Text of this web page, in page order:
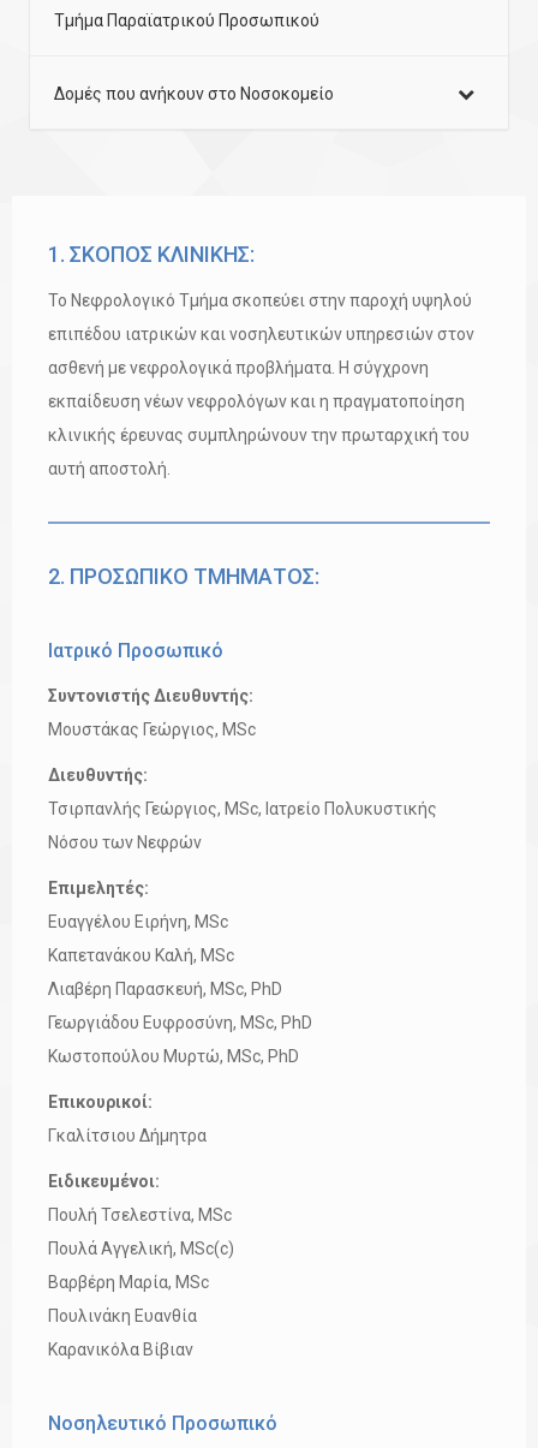
Τμήμα Παραϊατρικού Προσωπικού
Δομές που ανήκουν στο Νοσοκομείο
1. ΣΚΟΠΟΣ ΚΛΙΝΙΚΗΣ:
Το Νεφρολογικό Τμήμα σκοπεύει στην παροχή υψηλού
επιπέδου ιατρικών και νοσηλευτικών υπηρεσιών στον
ασθενή με νεφρολογικά προβλήματα. Η σύγχρονη
εκπαίδευση νέων νεφρολόγων και η πραγματοποίηση
κλινικής έρευνας συμπληρώνουν την πρωταρχική του
αυτή αποστολή.
2. ΠΡΟΣΩΠΙΚΟ ΤΜΗΜΑΤΟΣ:
Ιατρικό Προσωπικό
Συντονιστής Διευθυντής:
Μουστάκας Γεώργιος, MSc
Διευθυντής:
Τσιρπανλής Γεώργιος, MSc, Ιατρείο Πολυκυστικής
Νόσου των Νεφρών
Επιμελητές:
Ευαγγέλου Ειρήνη, MSc
Καπετανάκου Καλή, MSc
Λιαβέρη Παρασκευή, MSc, PhD
Γεωργιάδου Ευφροσύνη, MSc, PhD
Κωστοπούλου Μυρτώ, MSc, PhD
Επικουρικοί:
Γκαλίτσιου Δήμητρα
Ειδικευμένοι:
Πουλή Τσελεστίνα, MSc
Πουλά Αγγελική, MSc(c)
Βαρβέρη Μαρία, MSc
Πουλινάκη Ευανθία
Καρανικόλα Βίβιαν
Νοσηλευτικό Προσωπικό